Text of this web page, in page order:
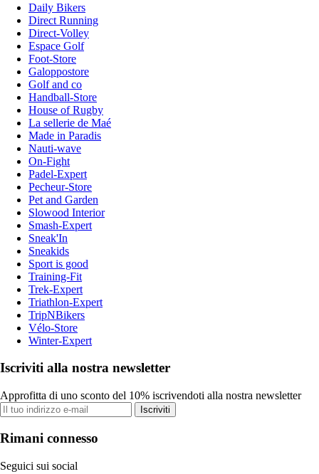
Daily Bikers
Direct Running
Direct-Volley
Espace Golf
Foot-Store
Galoppostore
Golf and co
Handball-Store
House of Rugby
La sellerie de Maé
Made in Paradis
Nauti-wave
On-Fight
Padel-Expert
Pecheur-Store
Pet and Garden
Slowood Interior
Smash-Expert
Sneak'In
Sneakids
Sport is good
Training-Fit
Trek-Expert
Triathlon-Expert
TripNBikers
Vélo-Store
Winter-Expert
Iscriviti alla nostra newsletter
Approfitta di uno sconto del 10% iscrivendoti alla nostra newsletter
Iscriviti
Rimani connesso
Seguici sui social